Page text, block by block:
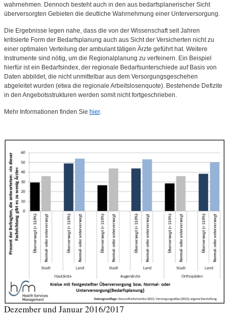
wahrnehmen. Dennoch besteht auch in den aus bedarfsplanerischer Sicht
überversorgten Gebieten die deutliche Wahrnehmung einer Unterversorgung.
Die Ergebnisse legen nahe, dass die von der Wissenschaft seit Jahren
kritisierte Form der Bedarfsplanung auch aus Sicht der Versicherten nicht zu
einer optimalen Verteilung der ambulant tätigen Ärzte geführt hat. Weitere
Instrumente sind nötig, um die Regionalplanung zu verfeinern. Ein Beispiel
hierfür ist ein Bedarfsindex, der regionale Bedarfsunterschiede auf Basis von
Daten abbildet, die nicht unmittelbar aus dem Versorgungsgeschehen
abgeleitet wurden (etwa die regionale Arbeitslosenquote). Bestehende Defizite
in den Angebotsstrukturen werden somit nicht fortgeschrieben.
Mehr Informationen finden Sie hier.
Dezember und Januar 2016/2017